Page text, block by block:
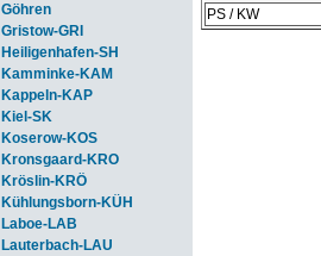
Göhren
Gristow-GRI
Heiligenhafen-SH
Kamminke-KAM
Kappeln-KAP
Kiel-SK
Koserow-KOS
Kronsgaard-KRO
Kröslin-KRÖ
Kühlungsborn-KÜH
Laboe-LAB
Lauterbach-LAU
PS / KW